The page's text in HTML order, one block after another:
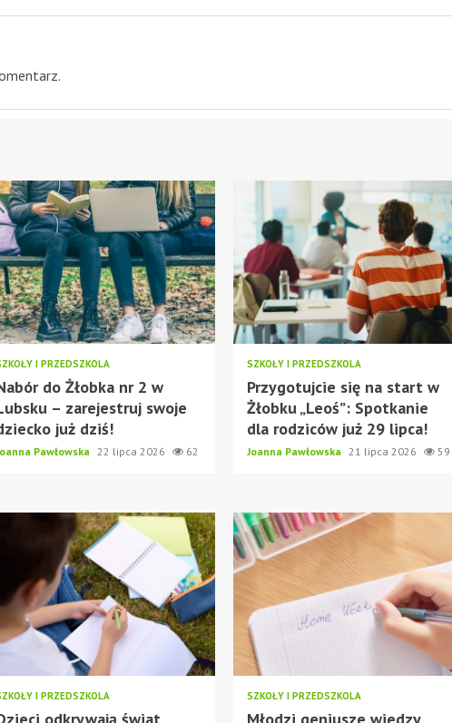
I PRZEDSZKOLA
do Żłobka nr 2 w
– zarejestruj swoje
już dziś!
Pawłowska 22 lipca 2026 62
SZKOŁY I PRZEDSZKOLA
Przygotujcie się na start w
Żłobku „Leoś”: Spotkanie
dla rodziców już 29 lipca!
Joanna Pawłowska 21 lipca 2026 59
I PRZEDSZKOLA
odkrywają świat
SZKOŁY I PRZEDSZKOLA
Młodzi geniusze wiedzy